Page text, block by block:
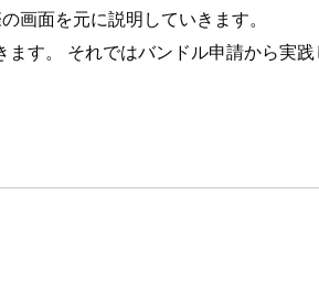
画面を元に説明していきます。
す。 それではバンドル申請から実